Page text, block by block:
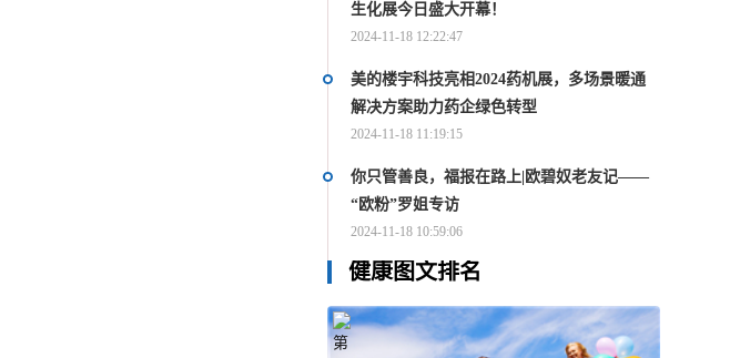
生化展今日盛大开幕！
2024-11-18 12:22:47
美的楼宇科技亮相2024药机展，多场景暖通
解决方案助力药企绿色转型
2024-11-18 11:19:15
你只管善良，福报在路上|欧碧奴老友记——
“欧粉”罗姐专访
2024-11-18 10:59:06
健康图文排名